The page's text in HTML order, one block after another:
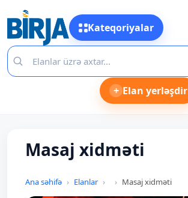
Kateqoriyalar
+ Elan yerləşdir
Masaj xidməti
Ana səhifə Elanlar Masaj xidməti